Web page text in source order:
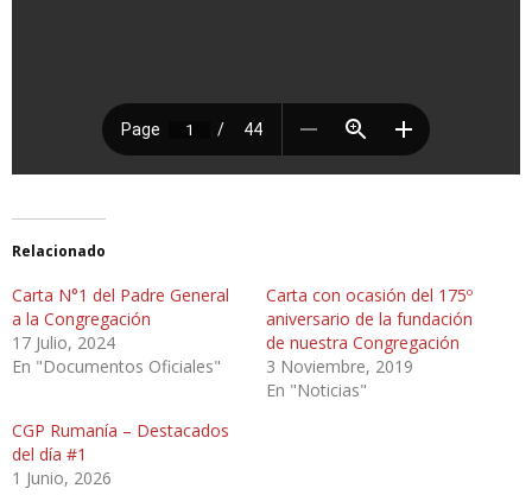
Relacionado
Carta N°1 del Padre General
a la Congregación
17 Julio, 2024
En "Documentos Oficiales"
Carta con ocasión del 175º
aniversario de la fundación
de nuestra Congregación
3 Noviembre, 2019
En "Noticias"
CGP Rumanía – Destacados
del día #1
1 Junio, 2026